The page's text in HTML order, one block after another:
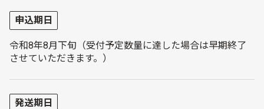
申込期日
令和8年8月下旬（受付予定数量に達した場合は早期終了
させていただきます。）
発送期日